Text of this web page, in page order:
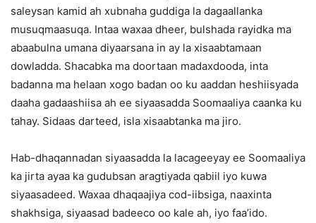
saleysan kamid ah xubnaha guddiga la dagaallanka
musuqmaasuqa. Intaa waxaa dheer, bulshada rayidka ma
abaabulna umana diyaarsana in ay la xisaabtamaan
dowladda. Shacabka ma doortaan madaxdooda, inta
badanna ma helaan xogo badan oo ku aaddan heshiisyada
daaha gadaashiisa ah ee siyaasadda Soomaaliya caanka ku
tahay. Sidaas darteed, isla xisaabtanka ma jiro.
Hab-dhaqannadan siyaasadda la lacageeyay ee Soomaaliya
ka jirta ayaa ka gudubsan aragtiyada qabiil iyo kuwa
siyaasadeed. Waxaa dhaqaajiya cod-iibsiga, naaxinta
shakhsiga, siyaasad badeeco oo kale ah, iyo faa’ido.